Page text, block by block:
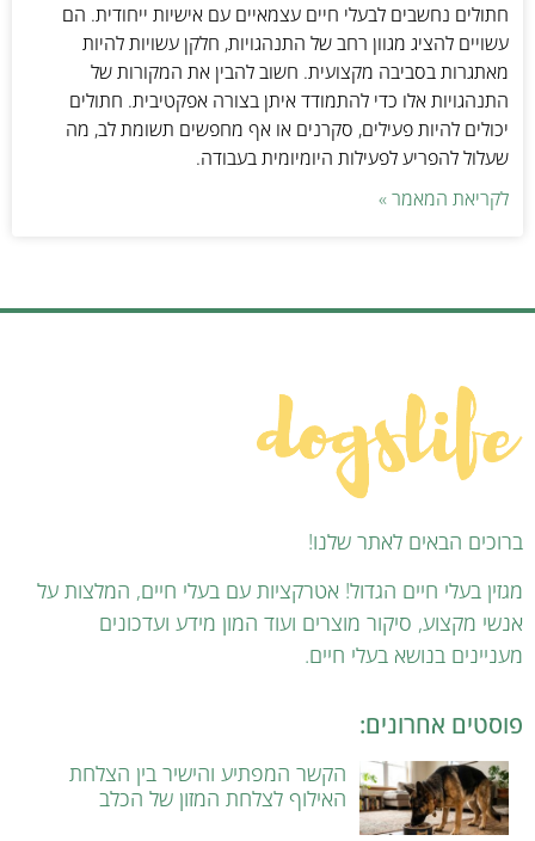
חתולים נחשבים לבעלי חיים עצמאיים עם אישיות ייחודית. הם
עשויים להציג מגוון רחב של התנהגויות, חלקן עשויות להיות
מאתגרות בסביבה מקצועית. חשוב להבין את המקורות של
התנהגויות אלו כדי להתמודד איתן בצורה אפקטיבית. חתולים
יכולים להיות פעילים, סקרנים או אף מחפשים תשומת לב, מה
שעלול להפריע לפעילות היומיומית בעבודה.
לקריאת המאמר »
ברוכים הבאים לאתר שלנו!
מגזין בעלי חיים הגדול! אטרקציות עם בעלי חיים, המלצות על
אנשי מקצוע, סיקור מוצרים ועוד המון מידע ועדכונים
מעניינים בנושא בעלי חיים.
פוסטים אחרונים:
הקשר המפתיע והישיר בין הצלחת
האילוף לצלחת המזון של הכלב